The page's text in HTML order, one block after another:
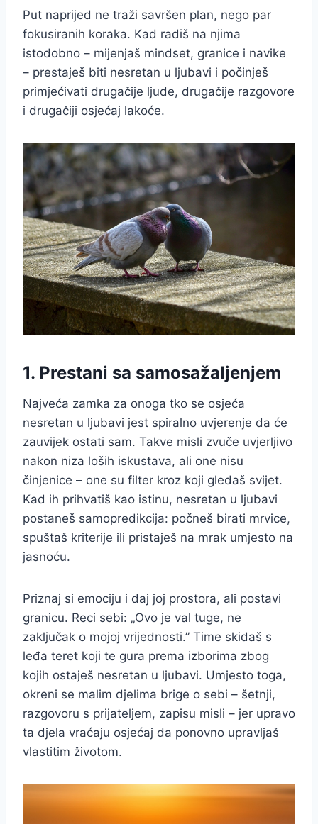
Put naprijed ne traži savršen plan, nego par
fokusiranih koraka. Kad radiš na njima
istodobno – mijenjaš mindset, granice i navike
– prestaješ biti nesretan u ljubavi i počinješ
primjećivati drugačije ljude, drugačije razgovore
i drugačiji osjećaj lakoće.
1. Prestani sa samosažaljenjem
Najveća zamka za onoga tko se osjeća
nesretan u ljubavi jest spiralno uvjerenje da će
zauvijek ostati sam. Takve misli zvuče uvjerljivo
nakon niza loših iskustava, ali one nisu
činjenice – one su filter kroz koji gledaš svijet.
Kad ih prihvatiš kao istinu, nesretan u ljubavi
postaneš samopredikcija: počneš birati mrvice,
spuštaš kriterije ili pristaješ na mrak umjesto na
jasnoću.
Priznaj si emociju i daj joj prostora, ali postavi
granicu. Reci sebi: „Ovo je val tuge, ne
zaključak o mojoj vrijednosti.” Time skidaš s
leđa teret koji te gura prema izborima zbog
kojih ostaješ nesretan u ljubavi. Umjesto toga,
okreni se malim djelima brige o sebi – šetnji,
razgovoru s prijateljem, zapisu misli – jer upravo
ta djela vraćaju osjećaj da ponovno upravljaš
vlastitim životom.